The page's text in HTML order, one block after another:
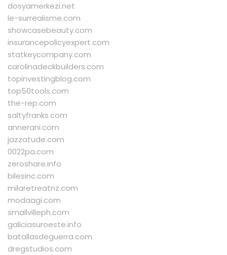
dosyamerkezi.net
le-surrealisme.com
showcasebeauty.com
insurancepolicyexpert.com
statkeycompany.com
carolinadeckbuilders.com
topinvestingblog.com
top50tools.com
the-rep.com
saltyfranks.com
annerani.com
jazzatude.com
0022pa.com
zeroshare.info
bilesinc.com
milaretreatnz.com
modaagi.com
smallvilleph.com
galiciasuroeste.info
batallasdeguerra.com
dregstudios.com